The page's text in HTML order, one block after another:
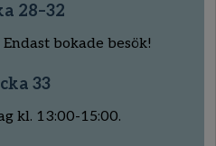
28–32
bokade besök!
33
kl. 13:00-15:00.